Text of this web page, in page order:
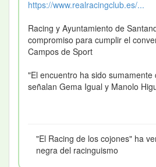
https://www.realracingclub.es/...
Racing y Ayuntamiento de
compromiso para cumplir el
Campos de Sport
"El encuentro ha sido sumamente
señalan Gema Igual y Manolo
"El Racing de los cojones" ha
negra del racinguismo